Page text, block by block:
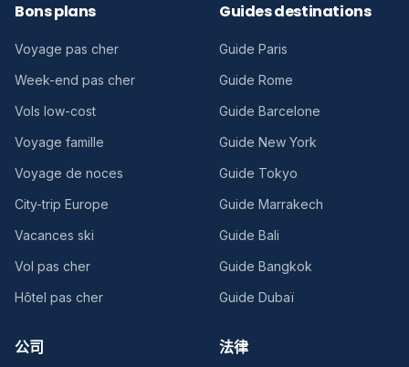
Bons plans
Voyage pas cher
Week-end pas cher
Vols low-cost
Voyage famille
Voyage de noces
City-trip Europe
Vacances ski
Vol pas cher
Hôtel pas cher
Guides destinations
Guide Paris
Guide Rome
Guide Barcelone
Guide New York
Guide Tokyo
Guide Marrakech
Guide Bali
Guide Bangkok
Guide Dubaï
公司 法律